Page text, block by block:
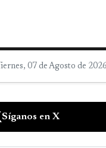
07 de Agosto de
Síganos en X